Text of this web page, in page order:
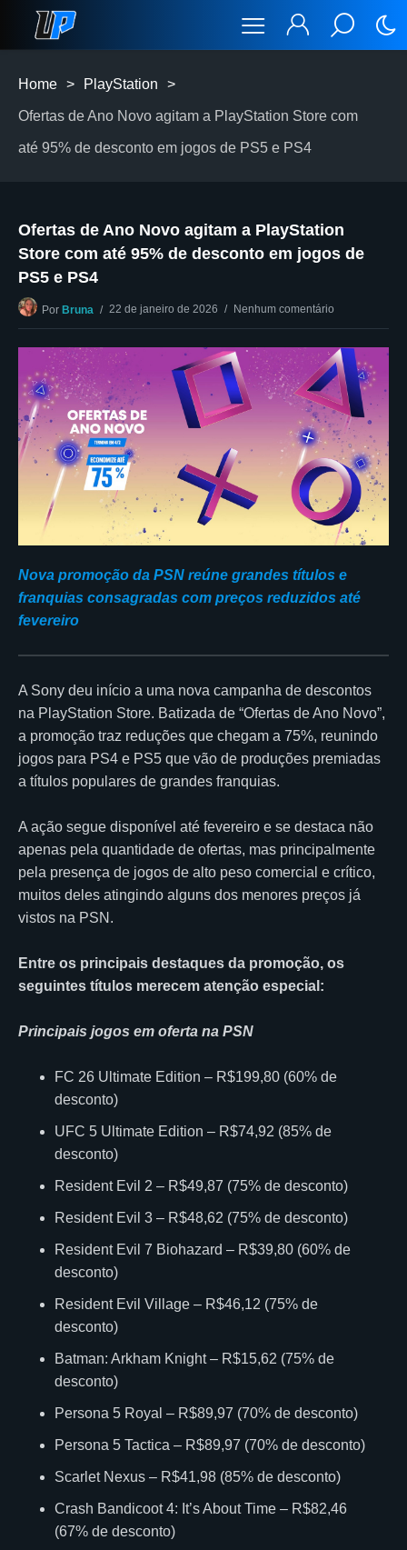
Home > PlayStation >
Ofertas de Ano Novo agitam a PlayStation Store com
até 95% de desconto em jogos de PS5 e PS4
Ofertas de Ano Novo agitam a PlayStation
Store com até 95% de desconto em jogos de
PS5 e PS4
Por Bruna 22 de janeiro de 2026 Nenhum comentário
Nova promoção da PSN reúne grandes títulos e
franquias consagradas com preços reduzidos até
fevereiro
A Sony deu início a uma nova campanha de descontos
na PlayStation Store. Batizada de “Ofertas de Ano Novo”,
a promoção traz reduções que chegam a 75%, reunindo
jogos para PS4 e PS5 que vão de produções premiadas
a títulos populares de grandes franquias.
A ação segue disponível até fevereiro e se destaca não
apenas pela quantidade de ofertas, mas principalmente
pela presença de jogos de alto peso comercial e crítico,
muitos deles atingindo alguns dos menores preços já
vistos na PSN.
Entre os principais destaques da promoção, os
seguintes títulos merecem atenção especial:
Principais jogos em oferta na PSN
FC 26 Ultimate Edition – R$199,80 (60% de
desconto)
UFC 5 Ultimate Edition – R$74,92 (85% de
desconto)
Resident Evil 2 – R$49,87 (75% de desconto)
Resident Evil 3 – R$48,62 (75% de desconto)
Resident Evil 7 Biohazard – R$39,80 (60% de
desconto)
Resident Evil Village – R$46,12 (75% de
desconto)
Batman: Arkham Knight – R$15,62 (75% de
desconto)
Persona 5 Royal – R$89,97 (70% de desconto)
Persona 5 Tactica – R$89,97 (70% de desconto)
Scarlet Nexus – R$41,98 (85% de desconto)
Crash Bandicoot 4: It’s About Time – R$82,46
(67% de desconto)